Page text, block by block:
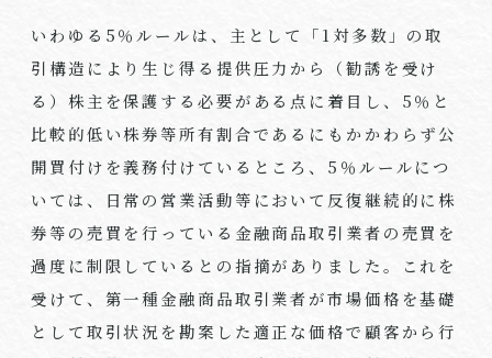
いわゆる5％ルールは、主として「1対多数」の取
引構造により生じ得る提供圧力から（勧誘を受け
る）株主を保護する必要がある点に着目し、5％と
比較的低い株券等所有割合であるにもかかわらず公
開買付けを義務付けているところ、5％ルールにつ
いては、日常の営業活動等において反復継続的に株
券等の売買を行っている金融商品取引業者の売買を
過度に制限しているとの指摘がありました。これを
受けて、第一種金融商品取引業者が市場価格を基礎
として取引状況を勘案した適正な価格で顧客から行